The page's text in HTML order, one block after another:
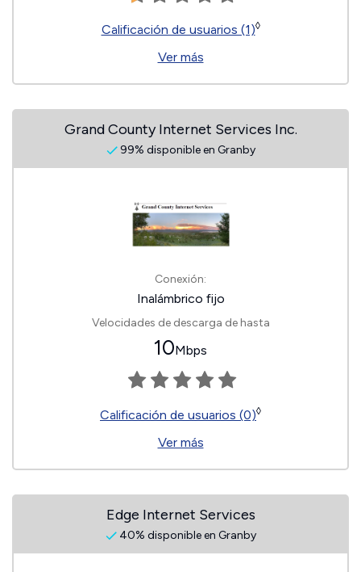
Calificación de usuarios (1)◊
Ver más
Grand County Internet Services Inc.
99% disponible en Granby
Conexión:
Inalámbrico fijo
Velocidades de descarga de hasta
10Mbps
Calificación de usuarios (0)◊
Ver más
Edge Internet Services
40% disponible en Granby